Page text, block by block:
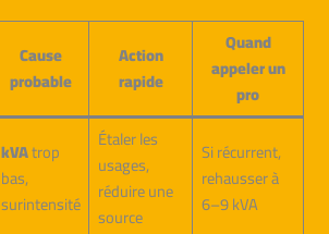
Cause
probable
Action
rapide
Quand
appeler un
pro
kVAtrop
bas,
surintensité
Étaler les
usages,
réduire une
source
Si récurrent,
rehausser à
6–9 kVA